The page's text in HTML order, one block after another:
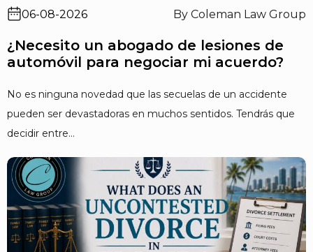
06-08-2026 By Coleman Law Group
¿Necesito un abogado de lesiones de
automóvil para negociar mi acuerdo?
No es ninguna novedad que las secuelas de un accidente
pueden ser devastadoras en muchos sentidos. Tendrás que
decidir entre...